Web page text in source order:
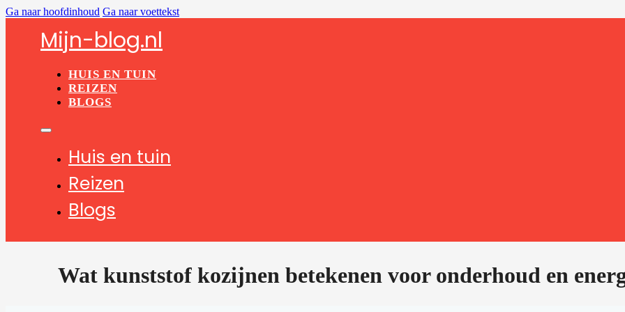
Ga naar hoofdinhoud Ga naar voettekst
Mijn-blog.nl
HUIS EN TUIN
REIZEN
BLOGS
Huis en tuin
Reizen
Blogs
Wat kunststof kozijnen betekenen voor onderhoud en